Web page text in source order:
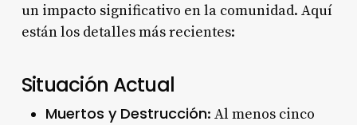
un impacto significativo en la comunidad. Aquí
están los detalles más recientes:
Situación Actual
Muertos y Destrucción: Al menos cinco